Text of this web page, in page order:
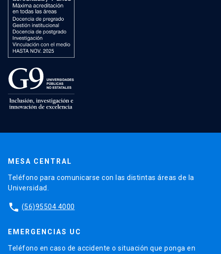
MESA CENTRAL
Teléfono para comunicarse con las distintas áreas de la
Universidad.
phone (56)95504 4000
EMERGENCIAS UC
Teléfono en caso de accidente o situación que ponga en